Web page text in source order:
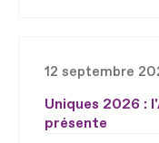
12 septembre
Uniques 2026 :
présente